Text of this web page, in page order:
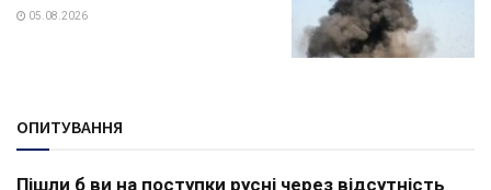
05.08.2026
ОПИТУВАННЯ
Пішли б ви на поступки русні через відсутність